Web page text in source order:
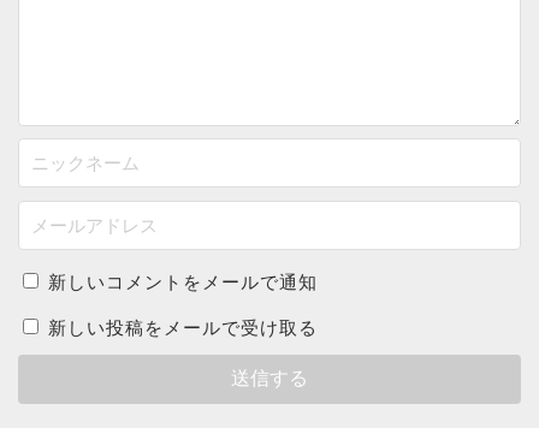
新しいコメントをメールで通知
新しい投稿をメールで受け取る